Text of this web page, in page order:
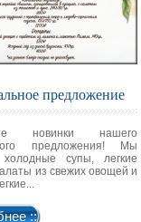
предложение
новинки нашего
предложения! Мы
супы, легкие
из свежих овощей и
::